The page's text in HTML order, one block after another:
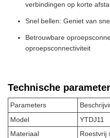
verbindingen op korte
Snel bellen: Geniet van
Betrouwbare
oproepsconnectiviteit
Technische
Parameters
Model
YTDJ11
Materiaal
Roestvrij